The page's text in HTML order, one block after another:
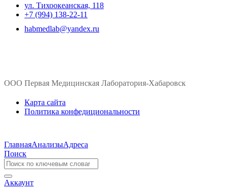
ул. ​Тихоокеанская, 118
+7 (994) 138-22-11
habmedlab@yandex.ru
ООО Первая Медицинская Лаборатория-Хабаровск
Карта сайта
Политика конфедициональности
ГлавнаяАнализыАдреса
Поиск
Аккаунт